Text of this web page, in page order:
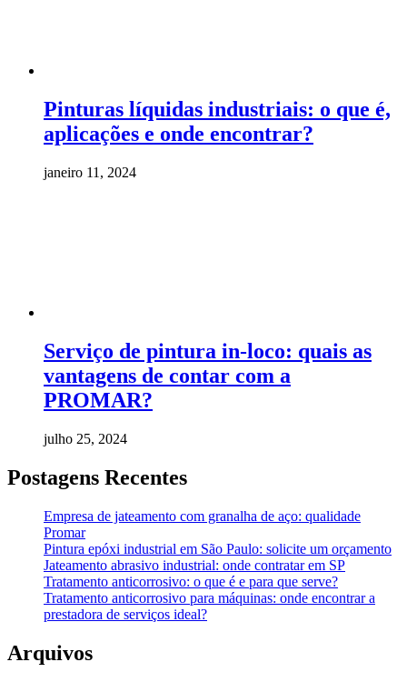
Pinturas líquidas industriais: o que é,
aplicações e onde encontrar?
janeiro 11, 2024
Serviço de pintura in-loco: quais as
vantagens de contar com a
PROMAR?
julho 25, 2024
Postagens Recentes
Empresa de jateamento com granalha de aço: qualidade
Promar
Pintura epóxi industrial em São Paulo: solicite um orçamento
Jateamento abrasivo industrial: onde contratar em SP
Tratamento anticorrosivo: o que é e para que serve?
Tratamento anticorrosivo para máquinas: onde encontrar a
prestadora de serviços ideal?
Arquivos